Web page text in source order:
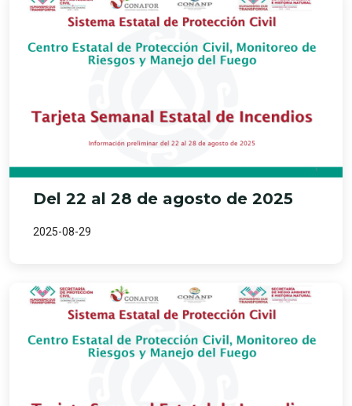
Del 22 al 28 de agosto de 2025
2025-08-29